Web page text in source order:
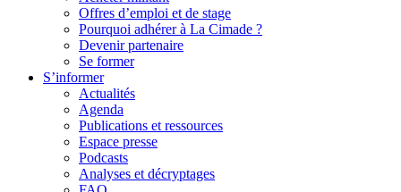
Offres d’emploi et de stage
Pourquoi adhérer à La Cimade ?
Devenir partenaire
Se former
S’informer
Actualités
Agenda
Publications et ressources
Espace presse
Podcasts
Analyses et décryptages